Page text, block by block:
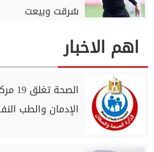
سُرقت وبيعت
اهم الاخبار
الإدمان والطب